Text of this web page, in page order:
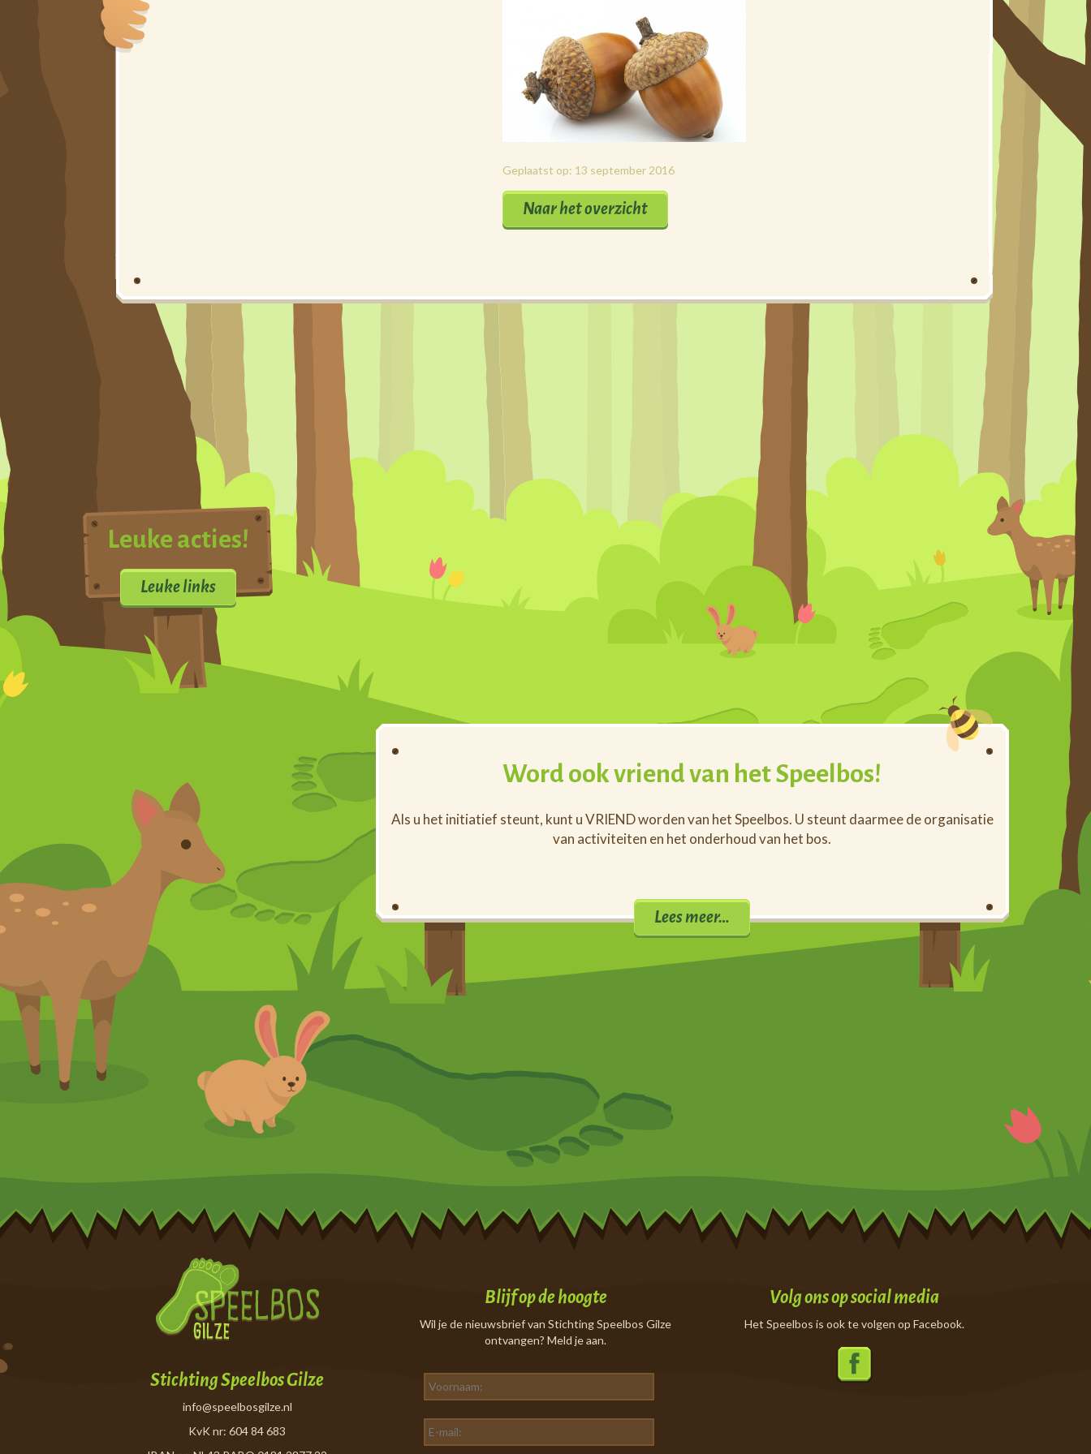
Geplaatst op: 13 september 2016
Naar het overzicht
Leuke acties!
Leuke links
Word ook vriend van het Speelbos!
Als u het initiatief steunt, kunt u VRIEND worden van het Speelbos. U steunt daarmee de organisatie
van activiteiten en het onderhoud van het bos.
Lees meer…
Stichting Speelbos Gilze
info@speelbosgilze.nl
KvK nr: 604 84 683
Blijf op de hoogte
Wil je de nieuwsbrief van Stichting Speelbos Gilze
ontvangen? Meld je aan.
Volg ons op social media
Het Speelbos is ook te volgen op Facebook.